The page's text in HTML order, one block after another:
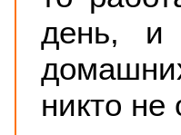
день, и
никто